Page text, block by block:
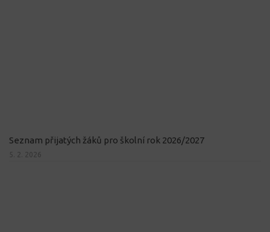
Seznam přijatých žáků pro školní rok 2026/2027
5. 2. 2026